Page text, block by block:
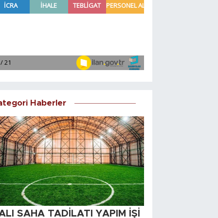
Haberler
SAHA TADİLATI YAPIM İŞİ